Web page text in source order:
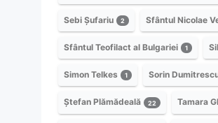
Sebi Șufariu 2 Sfântul Nicolae
Sfântul Teofilact al Bulgariei 1
Simon Telkes 1 Sorin
Ștefan Plămădeală 22 Tamara